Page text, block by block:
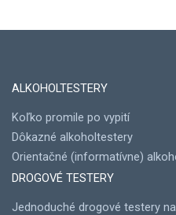
ALKOHOLTESTERY
Koľko promile po vypití
Dôkazné alkoholtestery
Orientačné (informatívne)
DROGOVÉ TESTERY
Jednoduché drogové testery